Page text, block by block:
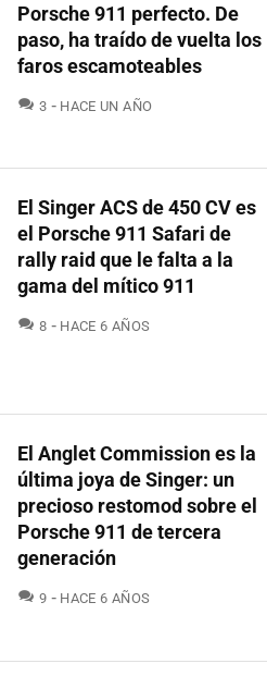
Porsche 911 perfecto. De
paso, ha traído de vuelta los
faros escamoteables
3 COMENTARIOS
HACE UN AÑO
El Singer ACS de 450 CV es
el Porsche 911 Safari de
rally raid que le falta a la
gama del mítico 911
8 COMENTARIOS
HACE 6 AÑOS
El Anglet Commission es la
última joya de Singer: un
precioso restomod sobre el
Porsche 911 de tercera
generación
9 COMENTARIOS
HACE 6 AÑOS